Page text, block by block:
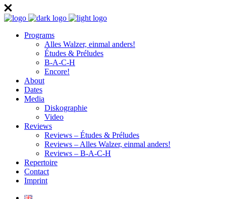
Programs
Alles Walzer, einmal anders!
Études & Préludes
B-A-C-H
Encore!
About
Dates
Media
Diskographie
Video
Reviews
Reviews – Études & Préludes
Reviews – Alles Walzer, einmal anders!
Reviews – B-A-C-H
Repertoire
Contact
Imprint